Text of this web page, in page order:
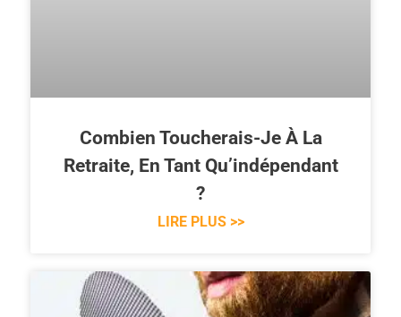
Combien Toucherais-Je À La
Retraite, En Tant Qu’indépendant
?
LIRE PLUS >>